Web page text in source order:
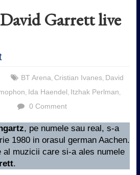
Garrett live
BT Arena Cristian Ivanes, David
Ida Haendel Itzhak Perlman
0 Comment
, pe numele sau real, s-a
1980 in orasul german Aachen.
al muzicii care si-a ales numele
.